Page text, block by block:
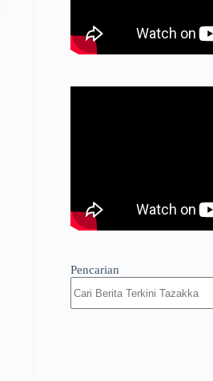
Pencarian